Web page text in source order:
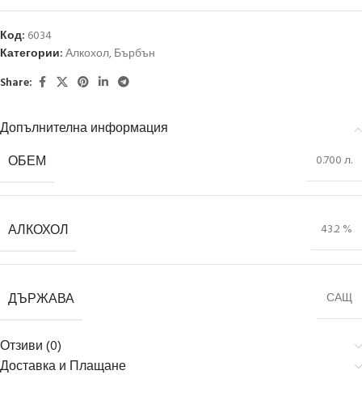
Код: 6034
Категории:Алкохол,Бърбън
Share:
Допълнителна информация
ОБЕМ 0.700 л.
АЛКОХОЛ 43.2 %
ДЪРЖАВА САЩ
Отзиви (0)
Доставка и Плащане